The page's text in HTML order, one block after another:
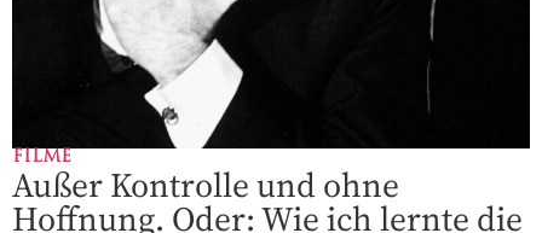
FILME
Außer Kontrolle und ohne
Hoffnung. Oder: Wie ich lernte die